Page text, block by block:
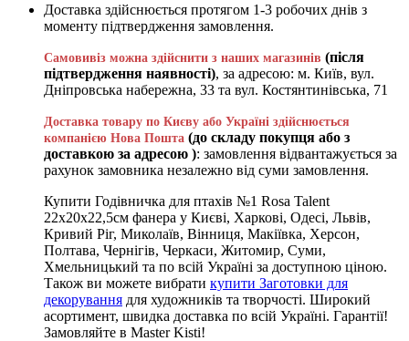
Доставка здійснюється протягом 1-3 робочих днів з
моменту підтвердження замовлення.
Самовивіз можна здійснити з наших магазинів (після
підтвердження наявності), за адресою: м. Київ, вул.
Дніпровська набережна, 33 та вул. Костянтинівська, 71
Доставка товару по Києву або Україні здійснюється
компанією Нова Пошта (до складу покупця або з
доставкою за адресою ): замовлення відвантажується за
рахунок замовника незалежно від суми замовлення.
Купити Годівничка для птахів №1 Rosa Talent
22х20х22,5см фанера у Києві, Харкові, Одесі, Львів,
Кривий Ріг, Миколаїв, Вінниця, Макіївка, Херсон,
Полтава, Чернігів, Черкаси, Житомир, Суми,
Хмельницький та по всій Україні за доступною ціною.
Також ви можете вибрати купити Заготовки для
декорування для художників та творчості. Широкий
асортимент, швидка доставка по всій Україні. Гарантії!
Замовляйте в Master Kisti!